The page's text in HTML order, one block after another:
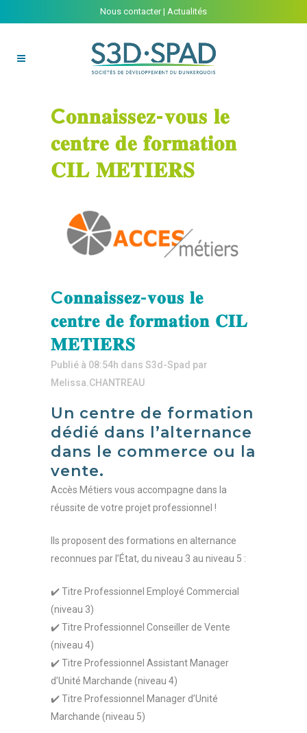
Nous contacter| Actualités
C𝐨𝐧𝐧𝐚𝐢𝐬𝐬𝐞𝐳-𝐯𝐨𝐮𝐬 𝐥𝐞
𝐜𝐞𝐧𝐭𝐫𝐞 𝐝𝐞 𝐟𝐨𝐫𝐦𝐚𝐭𝐢𝐨𝐧
𝐂𝐈𝐋 𝐌𝐄𝐓𝐈𝐄𝐑𝐒
C𝐨𝐧𝐧𝐚𝐢𝐬𝐬𝐞𝐳-𝐯𝐨𝐮𝐬 𝐥𝐞
𝐜𝐞𝐧𝐭𝐫𝐞 𝐝𝐞 𝐟𝐨𝐫𝐦𝐚𝐭𝐢𝐨𝐧 𝐂𝐈𝐋
𝐌𝐄𝐓𝐈𝐄𝐑𝐒
Publié à 08:54h dans S3d-Spad par
Melissa.CHANTREAU
Un centre de formation
dédié dans l’alternance
dans le commerce ou la
vente.
Accès Métiers vous accompagne dans la
réussite de votre projet professionnel !
Ils proposent des formations en alternance
reconnues par l’État, du niveau 3 au niveau 5 :
✔️ Titre Professionnel Employé Commercial
(niveau 3)
✔️ Titre Professionnel Conseiller de Vente
(niveau 4)
✔️ Titre Professionnel Assistant Manager
d’Unité Marchande (niveau 4)
✔️ Titre Professionnel Manager d’Unité
Marchande (niveau 5)